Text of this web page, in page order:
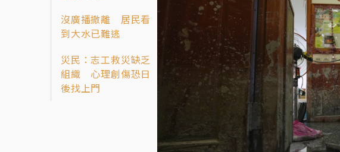
沒廣播撤離 居民看
到大水已難逃
災民：志工救災缺乏
組織 心理創傷恐日
後找上門